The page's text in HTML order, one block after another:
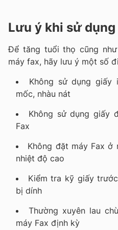
Lưu ý khi sử
Để tăng tuổi thọ cũng
máy fax, hãy lưu ý một số
Không sử dụng giấy
mốc, nhàu nát
Không sử dụng giấy
Fax
Không đặt máy Fax ở
nhiệt độ cao
Kiểm tra kỹ giấy
bị dính
Thường xuyên lau
máy Fax định kỳ